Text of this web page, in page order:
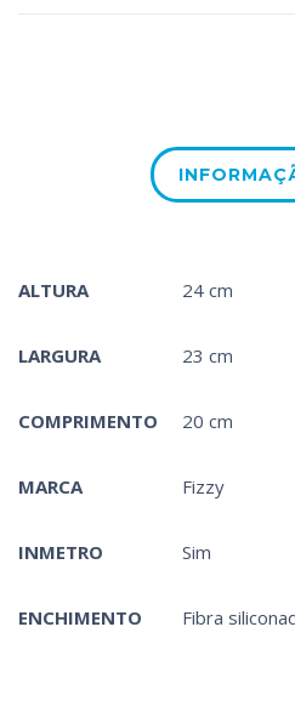
ALTURA 24 cm
LARGURA 23 cm
COMPRIMENTO 20 cm
MARCA Fizzy
INMETRO Sim
ENCHIMENTO Fibra